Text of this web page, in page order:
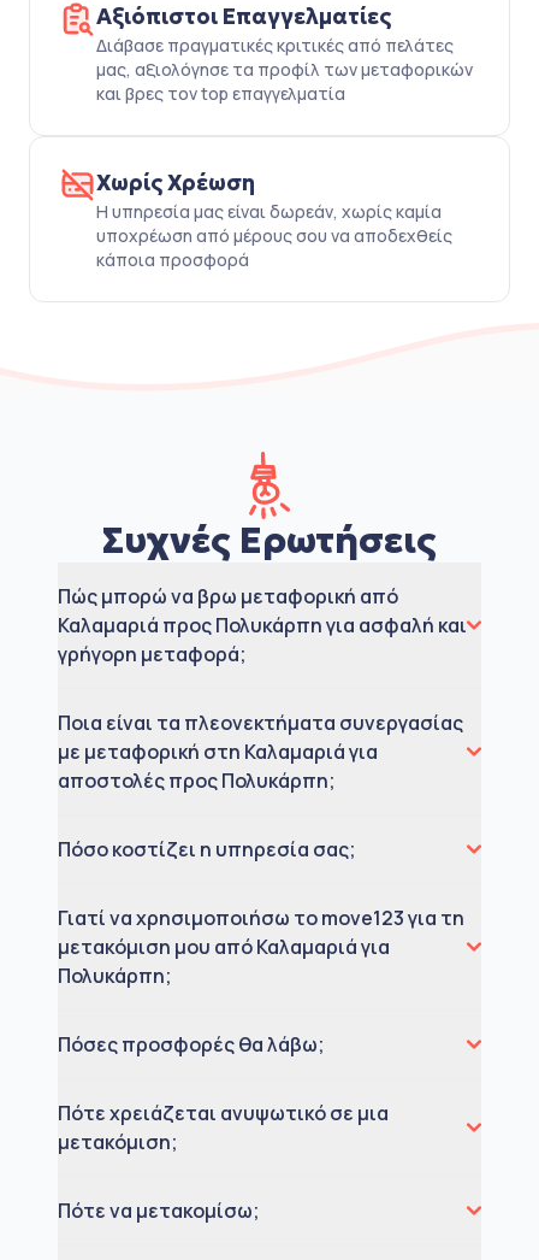
Αξιόπιστοι Επαγγελματίες
Διάβασε πραγματικές κριτικές από πελάτες
μας, αξιολόγησε τα προφίλ των μεταφορικών
και βρες τον top επαγγελματία
Χωρίς Χρέωση
Η υπηρεσία μας είναι δωρεάν, χωρίς καμία
υποχρέωση από μέρους σου να αποδεχθείς
κάποια προσφορά
Συχνές Ερωτήσεις
Πώς μπορώ να βρω μεταφορική από
Καλαμαριά προς Πολυκάρπη για ασφαλή και
γρήγορη μεταφορά;
Ποια είναι τα πλεονεκτήματα συνεργασίας
με μεταφορική στη Καλαμαριά για
αποστολές προς Πολυκάρπη;
Πόσο κοστίζει η υπηρεσία σας;
Γιατί να χρησιμοποιήσω το move123 για τη
μετακόμιση μου από Καλαμαριά για
Πολυκάρπη;
Πόσες προσφορές θα λάβω;
Πότε χρειάζεται ανυψωτικό σε μια
μετακόμιση;
Πότε να μετακομίσω;